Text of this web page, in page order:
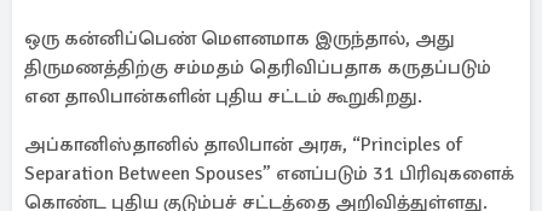
ஒரு கன்னிப்பெண் மௌனமாக இருந்தால், அது
திருமணத்திற்கு சம்மதம் தெரிவிப்பதாக கருதப்படும்
என தாலிபான்களின் புதிய சட்டம் கூறுகிறது.
அப்கானிஸ்தானில் தாலிபான் அரசு, “Principles of
Separation Between Spouses” எனப்படும் 31 பிரிவுகளைக்
கொண்ட புதிய குடும்பச் சட்டத்தை அறிவித்துள்ளது.